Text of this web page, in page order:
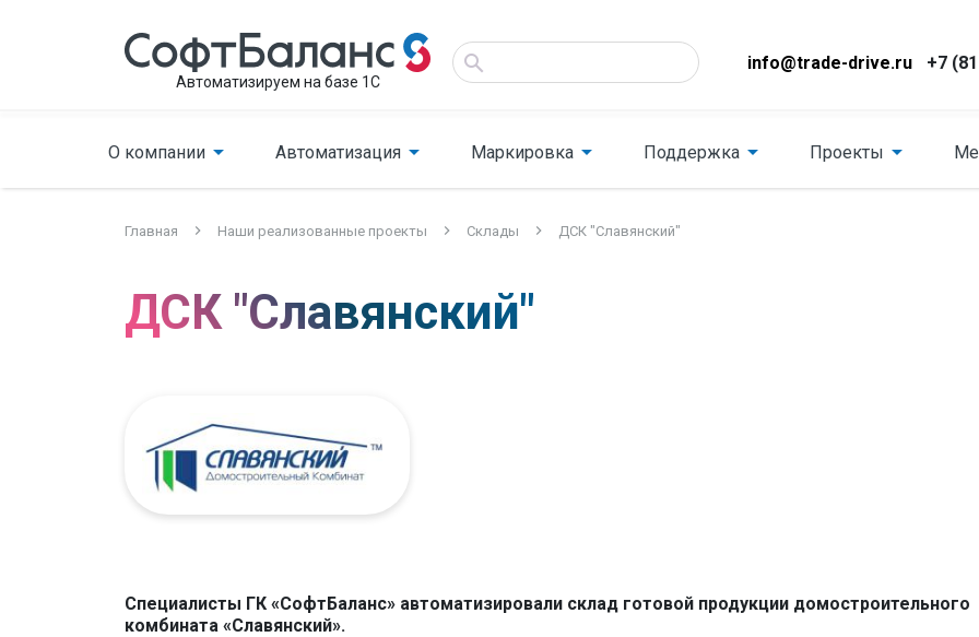
Автоматизируем на базе 1С
info@trade-drive.ru +7
О компании Автоматизация Маркировка Поддержка Проекты
Главная Наши реализованные проекты Склады ДСК "Славянский"
ДСК "Славянский"
Специалисты ГК «СофтБаланс» автоматизировали склад готовой продукции домостроительного
комбината «Славянский».